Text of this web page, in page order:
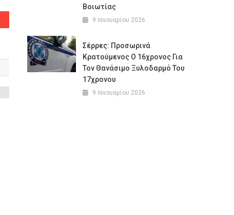
Βοιωτίας
9 Ιανουαρίου 2026
Σέρρες: Προσωρινά
Κρατούμενος Ο 16χρονος Για
Τον Θανάσιμο Ξυλοδαρμό Του
17χρονου
9 Ιανουαρίου 2026